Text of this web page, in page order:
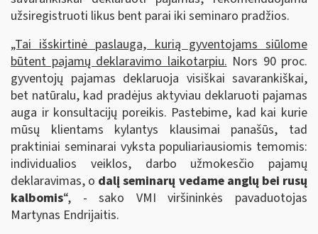
užsiregistruoti likus bent parai iki seminaro pradžios.
„Tai išskirtinė paslauga, kurią gyventojams siūlome
būtent pajamų deklaravimo laikotarpiu. Nors 90 proc.
gyventojų pajamas deklaruoja visiškai savarankiškai,
bet natūralu, kad pradėjus aktyviau deklaruoti pajamas
auga ir konsultacijų poreikis. Pastebime, kad kai kurie
mūsų klientams kylantys klausimai panašūs, tad
praktiniai seminarai vyksta populiariausiomis temomis:
individualios veiklos, darbo užmokesčio pajamų
deklaravimas, o dalį seminarų vedame anglų bei rusų
kalbomis“, - sako VMI viršininkės pavaduotojas
Martynas Endrijaitis.